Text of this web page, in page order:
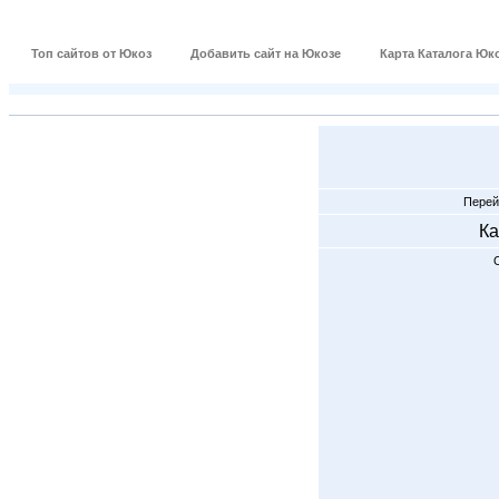
Топ сайтов от Юкоз Добавить сайт на Юкозе Карта Каталога